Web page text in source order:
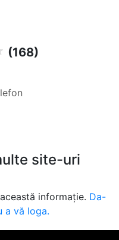
(168)
site-uri
informație. Da-
a vă loga.